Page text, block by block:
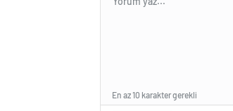
En az 10 karakter gerekli